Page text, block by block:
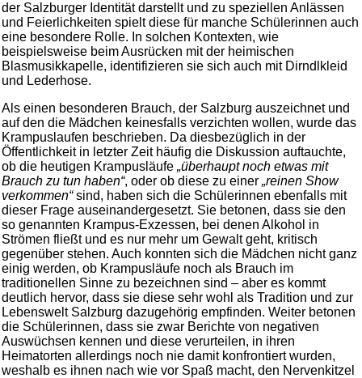
der Salzburger Identität darstellt und zu speziellen Anlässen
und Feierlichkeiten spielt diese für manche Schülerinnen auch
eine besondere Rolle. In solchen Kontexten, wie
beispielsweise beim Ausrücken mit der heimischen
Blasmusikkapelle, identifizieren sie sich auch mit Dirndlkleid
und Lederhose.
Als einen besonderen Brauch, der Salzburg auszeichnet und
auf den die Mädchen keinesfalls verzichten wollen, wurde das
Krampuslaufen beschrieben. Da diesbezüglich in der
Öffentlichkeit in letzter Zeit häufig die Diskussion auftauchte,
ob die heutigen Krampusläufe „überhaupt noch etwas mit
Brauch zu tun haben“, oder ob diese zu einer „reinen Show
verkommen“sind, haben sich die Schülerinnen ebenfalls mit
dieser Frage auseinandergesetzt. Sie betonen, dass sie den
so genannten Krampus-Exzessen, bei denen Alkohol in
Strömen fließt und es nur mehr um Gewalt geht, kritisch
gegenüber stehen. Auch konnten sich die Mädchen nicht ganz
einig werden, ob Krampusläufe noch als Brauch im
traditionellen Sinne zu bezeichnen sind – aber es kommt
deutlich hervor, dass sie diese sehr wohl als Tradition und zur
Lebenswelt Salzburg dazugehörig empfinden. Weiter betonen
die Schülerinnen, dass sie zwar Berichte von negativen
Auswüchsen kennen und diese verurteilen, in ihren
Heimatorten allerdings noch nie damit konfrontiert wurden,
weshalb es ihnen nach wie vor Spaß macht, den Nervenkitzel